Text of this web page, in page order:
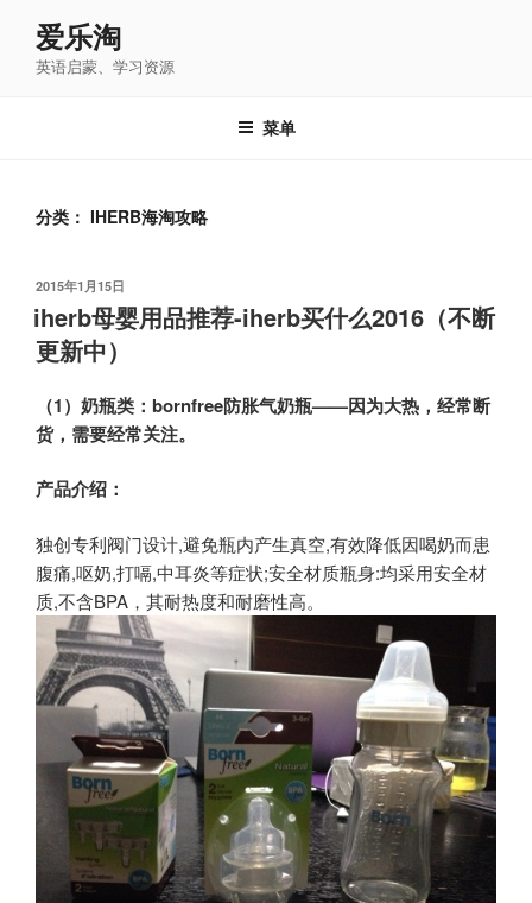
爱乐淘
英语启蒙、学习资源
菜单
分类： IHERB海淘攻略
发
布
于
2015年1月15日
iherb母婴用品推荐-iherb买什么2016（不断
更新中）
（1）奶瓶类：bornfree防胀气奶瓶——因为大热，经常断
货，需要经常关注。
产品介绍：
独创专利阀门设计,避免瓶内产生真空,有效降低因喝奶而患
腹痛,呕奶,打嗝,中耳炎等症状;安全材质瓶身:均采用安全材
质,不含BPA，其耐热度和耐磨性高。